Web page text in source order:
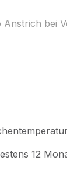
bei
12